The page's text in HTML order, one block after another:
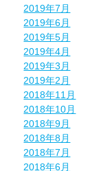
2019年7月
2019年6月
2019年5月
2019年4月
2019年3月
2019年2月
2018年11月
2018年10月
2018年9月
2018年8月
2018年7月
2018年6月